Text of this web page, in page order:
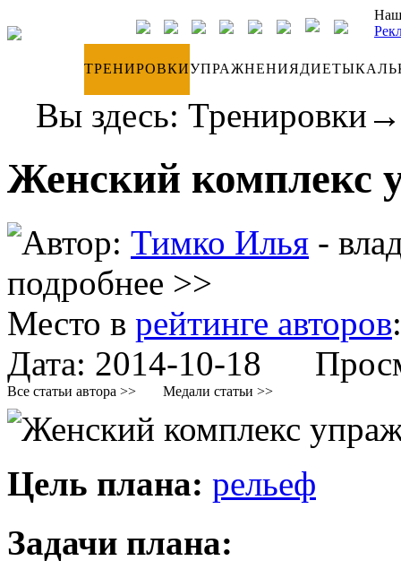
ТРЕНИРОВКИУПРАЖНЕНИЯДИЕТЫ
Вы здесь: Тренировки
Женский комплекс
Автор: Тимко Илья -
подробнее >>
Место в рейтинге авторов
Дата: 2014-10-18
Все статьи автора >> Медали статьи >>
Цель плана: рельеф
Задачи плана: